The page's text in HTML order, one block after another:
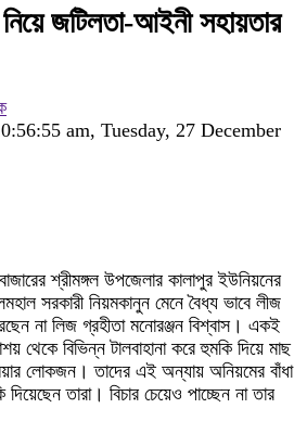
জটিলতা-আইনী সহায়তার
am, Tuesday, 27 December
শ্রীমঙ্গল উপজেলার কালাপুর ইউনিয়নের
সরকারী নিয়মকানুন মেনে বৈধ্য ভাবে লীজ
না লিজ গ্রহীতা মনোরঞ্জন বিশ্বাস। একই
থেকে বিভিন্ন টালবাহানা করে হুমকি দিয়ে মাছ
লোকজন। তাদের এই অন্যায় অনিয়মের বাঁধা
তারা। বিচার চেয়েও পাচ্ছেন না তার